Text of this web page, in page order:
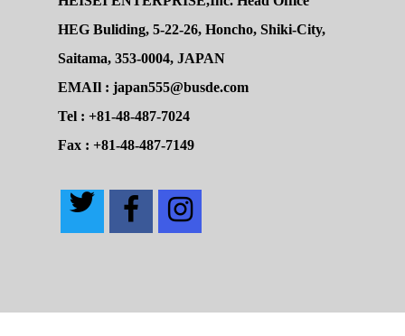
HEG Buliding, 5-22-26, Honcho, Shiki-City,
Saitama, 353-0004, JAPAN
EMAIl : japan555@busde.com
Tel : +81-48-487-7024
Fax : +81-48-487-7149